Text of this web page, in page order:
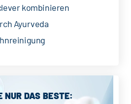
kombinieren
Ayurveda
NUR DAS BESTE: